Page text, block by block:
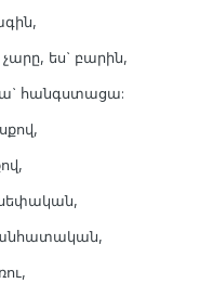
ես` բարին,
հանգստացա:
սեփական,
անհատական,